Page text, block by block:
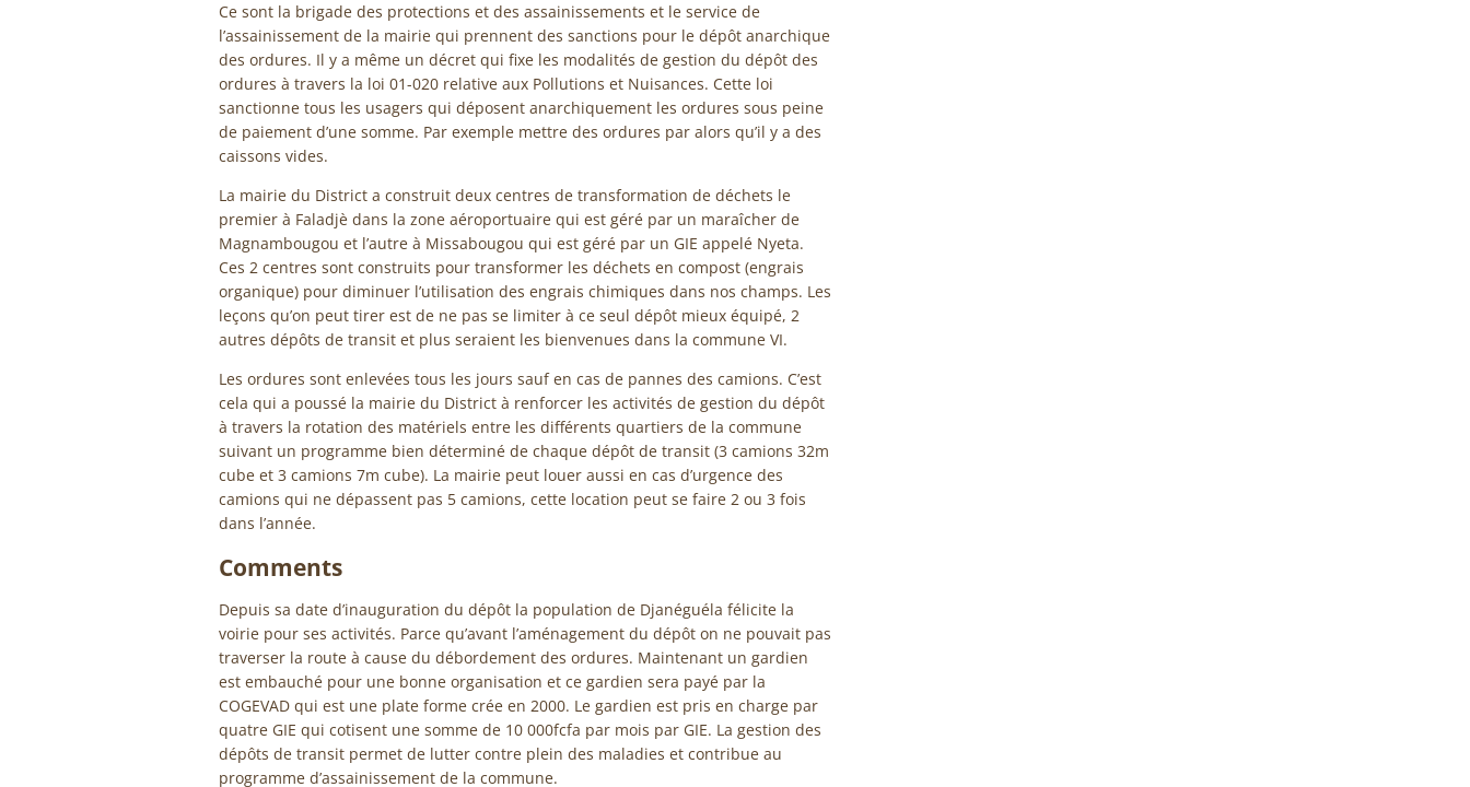
Ce sont la brigade des protections et des assainissements et le service de
l’assainissement de la mairie qui prennent des sanctions pour le dépôt anarchique
des ordures. Il y a même un décret qui fixe les modalités de gestion du dépôt des
ordures à travers la loi 01-020 relative aux Pollutions et Nuisances. Cette loi
sanctionne tous les usagers qui déposent anarchiquement les ordures sous peine
de paiement d’une somme. Par exemple mettre des ordures par alors qu’il y a des
caissons vides.
La mairie du District a construit deux centres de transformation de déchets le
premier à Faladjè dans la zone aéroportuaire qui est géré par un maraîcher de
Magnambougou et l’autre à Missabougou qui est géré par un GIE appelé Nyeta.
Ces 2 centres sont construits pour transformer les déchets en compost (engrais
organique) pour diminuer l’utilisation des engrais chimiques dans nos champs. Les
leçons qu’on peut tirer est de ne pas se limiter à ce seul dépôt mieux équipé, 2
autres dépôts de transit et plus seraient les bienvenues dans la commune VI.
Les ordures sont enlevées tous les jours sauf en cas de pannes des camions. C’est
cela qui a poussé la mairie du District à renforcer les activités de gestion du dépôt
à travers la rotation des matériels entre les différents quartiers de la commune
suivant un programme bien déterminé de chaque dépôt de transit (3 camions 32m
cube et 3 camions 7m cube). La mairie peut louer aussi en cas d’urgence des
camions qui ne dépassent pas 5 camions, cette location peut se faire 2 ou 3 fois
dans l’année.
Comments
Depuis sa date d’inauguration du dépôt la population de Djanéguéla félicite la
voirie pour ses activités. Parce qu’avant l’aménagement du dépôt on ne pouvait pas
traverser la route à cause du débordement des ordures. Maintenant un gardien
est embauché pour une bonne organisation et ce gardien sera payé par la
COGEVAD qui est une plate forme crée en 2000. Le gardien est pris en charge par
quatre GIE qui cotisent une somme de 10 000fcfa par mois par GIE. La gestion des
dépôts de transit permet de lutter contre plein des maladies et contribue au
programme d’assainissement de la commune.